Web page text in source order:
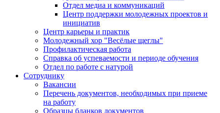
Отдел медиа и коммуникаций
Центр поддержки молодежных проектов и
инициатив
Центр карьеры и практик
Молодежный хор "Весёлые щеглы"
Профилактическая работа
Справка об успеваемости и периоде обучения
Отдел по работе с натурой
Сотруднику
Вакансии
Перечень документов, необходимых при приеме
на работу
Образцы бланков документов